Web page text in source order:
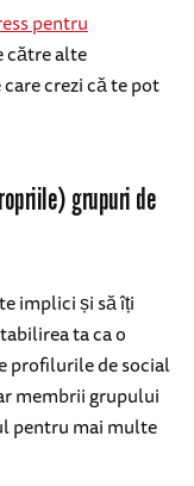
pentru
către alte
crezi că te pot
grupuri de
implici și să îți
ta ca o
profilurile de social
membrii grupului
pentru mai multe